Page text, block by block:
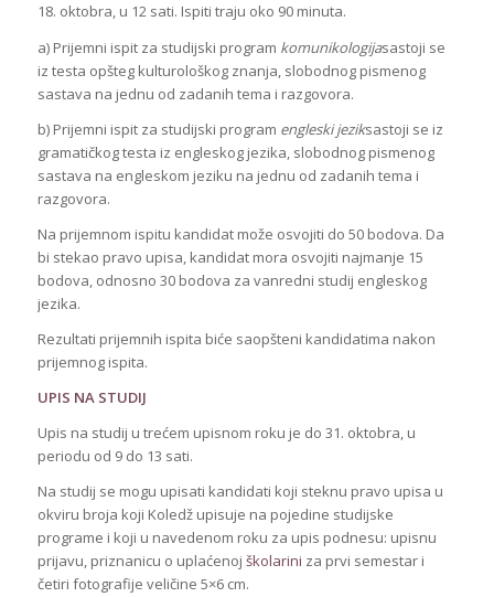
18. oktobra, u 12 sati. Ispiti traju oko 90 minuta.
a) Prijemni ispit za studijski program komunikologijasastoji se
iz testa opšteg kulturološkog znanja, slobodnog pismenog
sastava na jednu od zadanih tema i razgovora.
b) Prijemni ispit za studijski program engleski jeziksastoji se iz
gramatičkog testa iz engleskog jezika, slobodnog pismenog
sastava na engleskom jeziku na jednu od zadanih tema i
razgovora.
Na prijemnom ispitu kandidat može osvojiti do 50 bodova. Da
bi stekao pravo upisa, kandidat mora osvojiti najmanje 15
bodova, odnosno 30 bodova za vanredni studij engleskog
jezika.
Rezultati prijemnih ispita biće saopšteni kandidatima nakon
prijemnog ispita.
UPIS NA STUDIJ
Upis na studij u trećem upisnom roku je do 31. oktobra, u
periodu od 9 do 13 sati.
Na studij se mogu upisati kandidati koji steknu pravo upisa u
okviru broja koji Koledž upisuje na pojedine studijske
programe i koji u navedenom roku za upis podnesu: upisnu
prijavu, priznanicu o uplaćenoj školarini za prvi semestar i
četiri fotografije veličine 5×6 cm.